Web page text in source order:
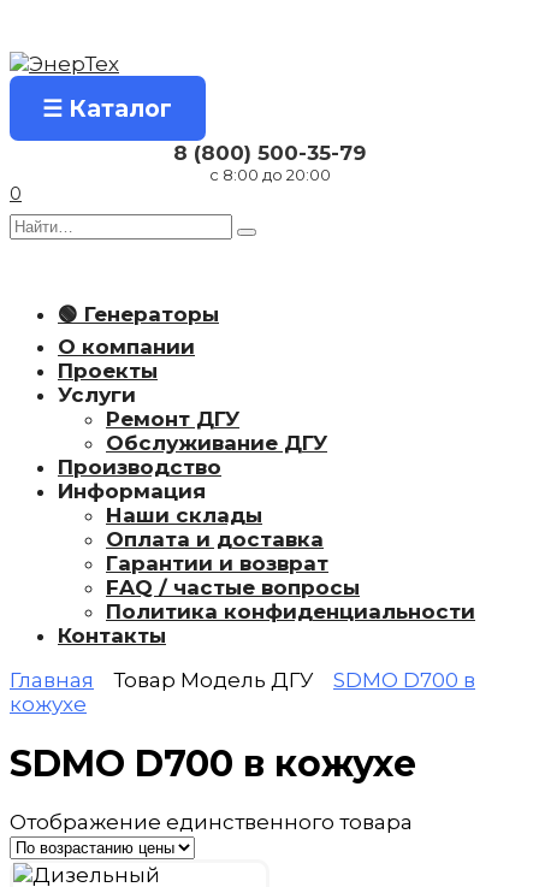
содержанию
☰ Каталог
8 (800) 500-35-79
с 8:00 до 20:00
0
Search
🟢 Генераторы
О компании
Проекты
Услуги
Ремонт ДГУ
Обслуживание ДГУ
Производство
Информация
Наши склады
Оплата и доставка
Гарантии и возврат
FAQ / частые вопросы
Политика конфиденциальности
Контакты
Главная
Товар Модель ДГУ
SDMO D700 в
кожухе
SDMO D700 в кожухе
Отображение единственного товара